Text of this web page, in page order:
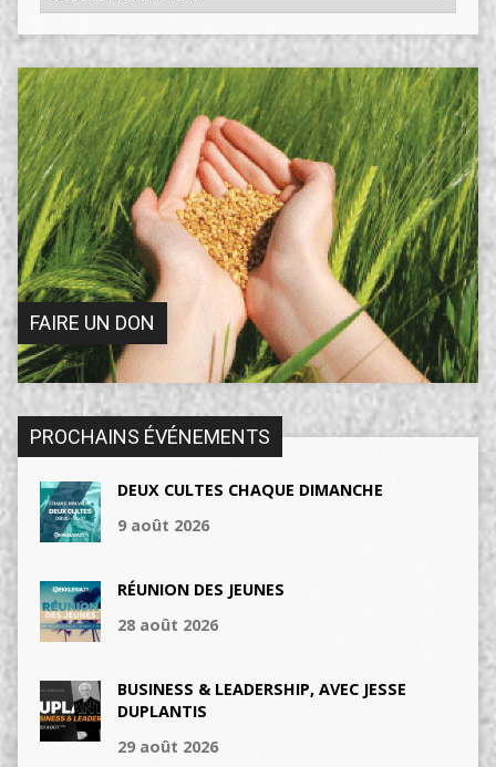
FAIRE UN DON
PROCHAINS ÉVÉNEMENTS
DEUX CULTES CHAQUE DIMANCHE
9 août 2026
RÉUNION DES JEUNES
28 août 2026
BUSINESS & LEADERSHIP, AVEC JESSE
DUPLANTIS
29 août 2026